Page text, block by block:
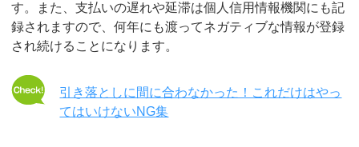
す。また、支払いの遅れや延滞は個人信用情報機関にも記
録されますので、何年にも渡ってネガティブな情報が登録
され続けることになります。
引き落としに間に合わなかった！これだけはやっ
てはいけないNG集